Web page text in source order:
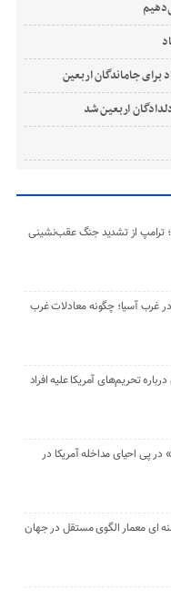
جاماندگان اربعین
اربعین شد
ترامپ از تشدید جنگ عقب‌نشینی
غرب آسیا؛ چگونه معادلات غرب
تحریم‌های آمریکا علیه افراد
پی احیای مداخله آمریکا در
ای معمار الگوی مستقل در جهان